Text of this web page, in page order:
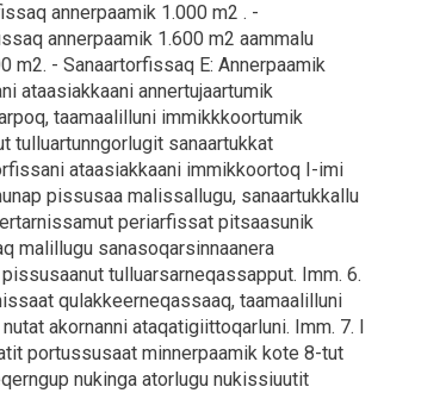
annerpaamik 1.000 m2 . -
annerpaamik 1.600 m2 aammalu
m2. - Sanaartorfissaq E: Annerpaamik
ataasiakkaani annertujaartumik
taamaalilluni immikkkoortumik
tulluartunngorlugit sanaartukkat
ataasiakkaani immikkoortoq I-imi
pissusaa malissallugu, sanaartukkallu
periarfissat pitsaasunik
malillugu sanasoqarsinnaanera
tulluarsarneqassapput. Imm. 6.
qulakkeerneqassaaq, taamaalilluni
akornanni ataqatigiittoqarluni. Imm. 7. I
portussusaat minnerpaamik kote 8-tut
nukinga atorlugu nukissiuutit